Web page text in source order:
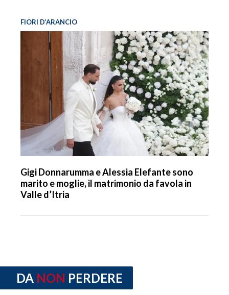
FIORI D’ARANCIO
Gigi Donnarumma e Alessia Elefante sono
marito e moglie, il matrimonio da favola in
Valle d’Itria
DA NON PERDERE